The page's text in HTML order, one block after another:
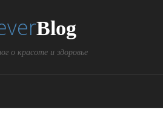
Blog
о красоте и здоровье